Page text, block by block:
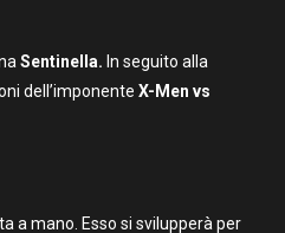
Sentinella. In seguito alla
dell’imponente X-Men vs
a mano. Esso si svilupperà per